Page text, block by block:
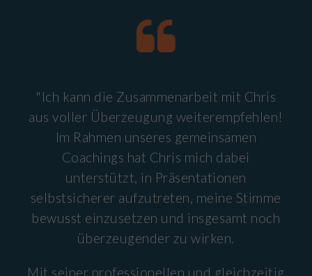
"Ich kann die Zusammenarbeit mit Chris
aus voller Überzeugung weiterempfehlen!
Im Rahmen unseres gemeinsamen
Coachings hat Chris mich dabei
unterstützt, in Präsentationen
selbstsicherer aufzutreten, meine Stimme
bewusst einzusetzen und insgesamt noch
überzeugender zu wirken.
Mit seiner professionellen und gleichzeitig